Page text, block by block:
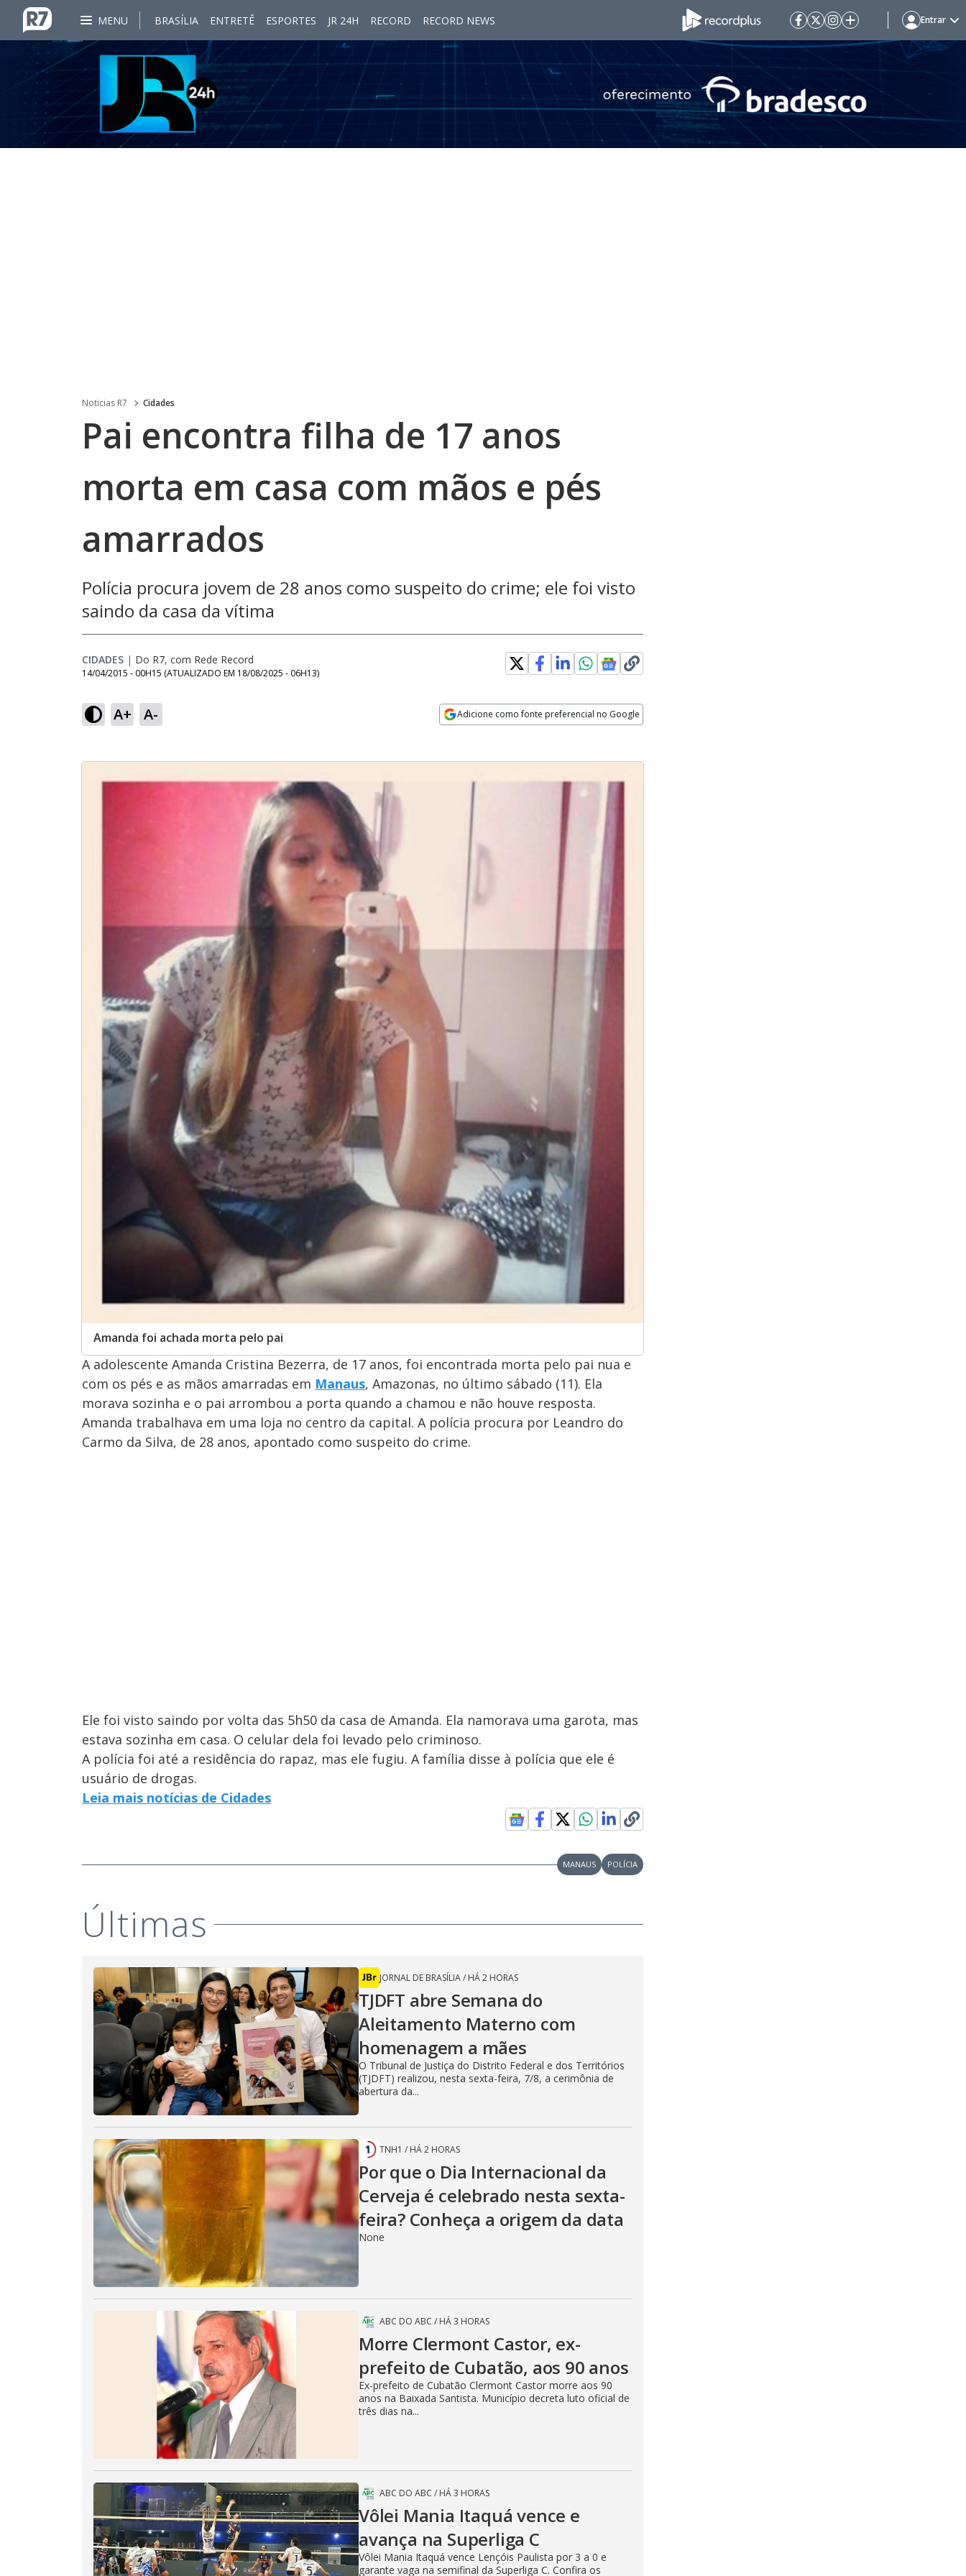
MENU BRASÍLIA ENTRETÊ ESPORTES JR 24H RECORD RECORD NEWS Entrar
Noticias R7 Cidades
Pai encontra filha de 17 anos
morta em casa com mãos e pés
amarrados
Polícia procura jovem de 28 anos como suspeito do crime; ele foi visto
saindo da casa da vítima
CIDADES | Do R7, com Rede Record
14/04/2015 - 00H15 (ATUALIZADO EM 18/08/2025 - 06H13)
A+ A- Adicione como fonte preferencial no Google
Amanda foi achada morta pelo pai
A adolescente Amanda Cristina Bezerra, de 17 anos, foi encontrada morta pelo pai nua e
com os pés e as mãos amarradas em Manaus, Amazonas, no último sábado (11). Ela
morava sozinha e o pai arrombou a porta quando a chamou e não houve resposta.
Amanda trabalhava em uma loja no centro da capital. A polícia procura por Leandro do
Carmo da Silva, de 28 anos, apontado como suspeito do crime.
Ele foi visto saindo por volta das 5h50 da casa de Amanda. Ela namorava uma garota, mas
estava sozinha em casa. O celular dela foi levado pelo criminoso.
A polícia foi até a residência do rapaz, mas ele fugiu. A família disse à polícia que ele é
usuário de drogas.
Leia mais notícias de Cidades
MANAUS POLÍCIA
Últimas
JORNAL DE BRASÍLIA/ HÁ 2 HORAS
TJDFT abre Semana do
Aleitamento Materno com
homenagem a mães
O Tribunal de Justiça do Distrito Federal e dos Territórios
(TJDFT) realizou, nesta sexta-feira, 7/8, a cerimônia de
abertura da...
TNH1 / HÁ 2 HORAS
Por que o Dia Internacional da
Cerveja é celebrado nesta sexta-
feira? Conheça a origem da data
None
ABC DO ABC / HÁ 3 HORAS
Morre Clermont Castor, ex-
prefeito de Cubatão, aos 90 anos
Ex-prefeito de Cubatão Clermont Castor morre aos 90
anos na Baixada Santista. Município decreta luto oficial de
três dias na...
ABC DO ABC / HÁ 3 HORAS
Vôlei Mania Itaquá vence e
avança na Superliga C
Vôlei Mania Itaquá vence Lençóis Paulista por 3 a 0 e
garante vaga na semifinal da Superliga C. Confira os